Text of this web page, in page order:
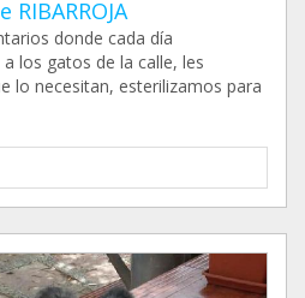
donde cada día
los gatos de la calle, les
lo necesitan, esterilizamos para